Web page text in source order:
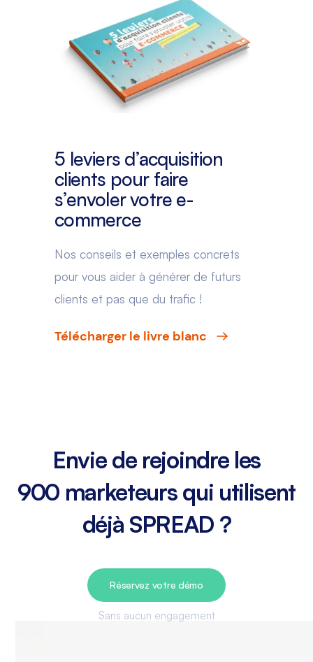
5 leviers d’acquisition
clients pour faire
s’envoler votre e-
commerce
Nos conseils et exemples concrets
pour vous aider à générer de futurs
clients et pas que du trafic !
Télécharger le livre blanc
Envie de rejoindre les
900 marketeurs qui utilisent
déjà SPREAD ?
Réservez votre démo
Sans aucun engagement